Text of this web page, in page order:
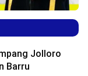
Jolloro
Barru